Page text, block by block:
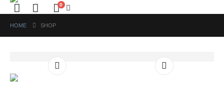
0
HOME SHOP
This
product
This
product
This
product
This
product